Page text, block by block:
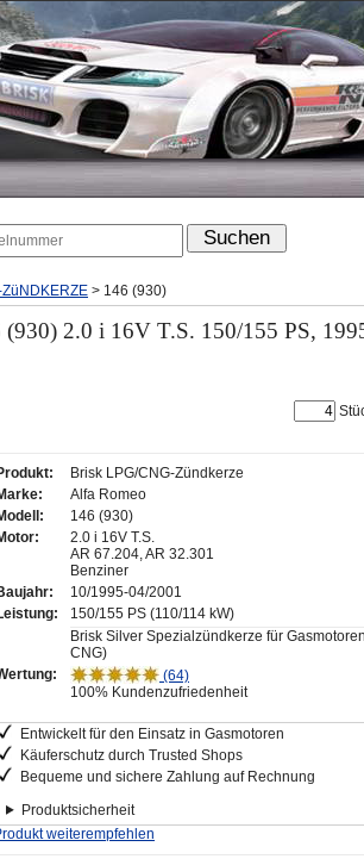
> 146 (930)
2.0 i 16V T.S. 150/155 PS,
Brisk LPG/CNG-Zündkerze
Alfa Romeo
146 (930)
2.0 i 16V T.S.
AR 67.204, AR 32.301
Benziner
10/1995-04/2001
150/155 PS (110/114 kW)
Brisk Silver Spezialzündkerze für
CNG)
(64)
100% Kundenzufriedenheit
Entwickelt für den Einsatz in Gasmotoren
Käuferschutz durch Trusted Shops
Bequeme und sichere Zahlung auf Rechnung
Produktsicherheit
weiterempfehlen